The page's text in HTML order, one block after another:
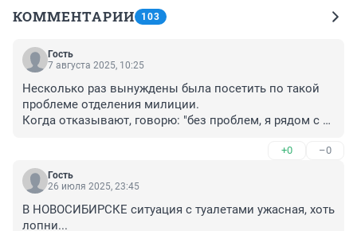
КОММЕНТАРИИ 103
Гость
7 августа 2025, 10:25
Несколько раз вынуждены была посетить по такой
проблеме отделения милиции.
Когда отказывают, говорю: "без проблем, я рядом с
сказали что закрою в камеру - ответила, что схожу
там. Так пустили в туалет служебных. Там конечно не
очень, но хоть что-то.
На Маркса например только в Сансити.
+0 –0
Гость
26 июля 2025, 23:45
В НОВОСИБИРСКЕ ситуация с туалетами ужасная, хоть
лопни...